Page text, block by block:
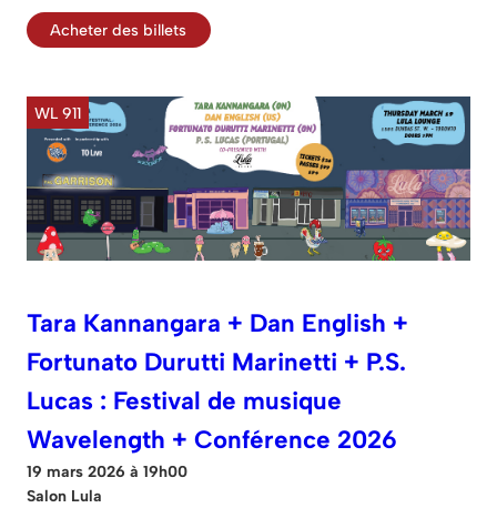
Acheter des billets
WL 911
Tara Kannangara + Dan English +
Fortunato Durutti Marinetti + P.S.
Lucas : Festival de musique
Wavelength + Conférence 2026
19 mars 2026 à 19h00
Salon Lula